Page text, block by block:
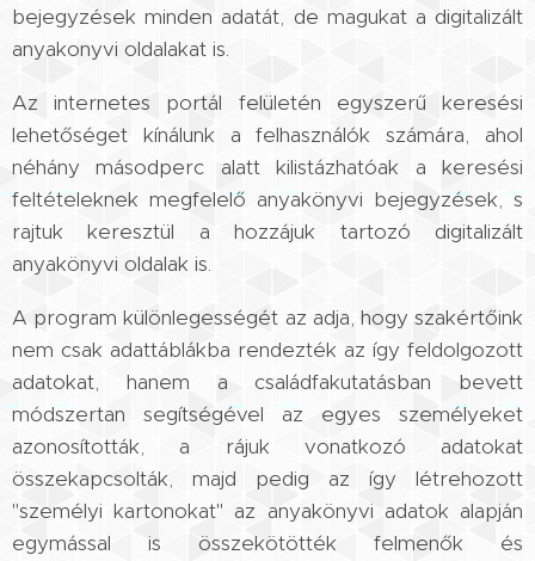
bejegyzések minden adatát, de magukat a digitalizált
anyakonyvi oldalakat is.
Az internetes portál felületén egyszerű keresési
lehetőséget kínálunk a felhasználók számára, ahol
néhány másodperc alatt kilistázhatóak a keresési
feltételeknek megfelelő anyakönyvi bejegyzések, s
rajtuk keresztül a hozzájuk tartozó digitalizált
anyakönyvi oldalak is.
A program különlegességét az adja, hogy szakértőink
nem csak adattáblákba rendezték az így feldolgozott
adatokat, hanem a családfakutatásban bevett
módszertan segítségével az egyes személyeket
azonosították, a rájuk vonatkozó adatokat
összekapcsolták, majd pedig az így létrehozott
"személyi kartonokat" az anyakönyvi adatok alapján
egymással is összekötötték felmenők és